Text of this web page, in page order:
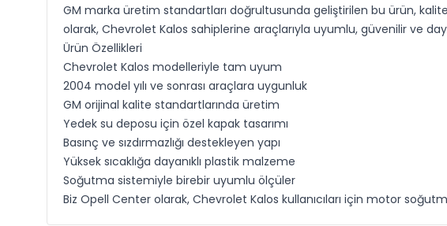
GM marka üretim standartları doğrultusunda geliştirilen bu ürün,
olarak, Chevrolet Kalos sahiplerine araçlarıyla uyumlu, güvenilir ve
Ürün Özellikleri
Chevrolet Kalos modelleriyle tam uyum
2004 model yılı ve sonrası araçlara uygunluk
GM orijinal kalite standartlarında üretim
Yedek su deposu için özel kapak tasarımı
Basınç ve sızdırmazlığı destekleyen yapı
Yüksek sıcaklığa dayanıklı plastik malzeme
Soğutma sistemiyle birebir uyumlu ölçüler
Biz Opell Center olarak, Chevrolet Kalos kullanıcıları için motor